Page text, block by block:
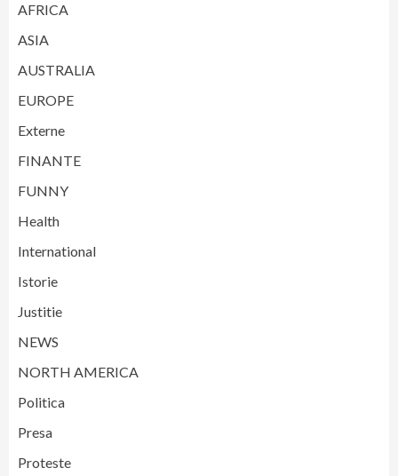
AFRICA
ASIA
AUSTRALIA
EUROPE
Externe
FINANTE
FUNNY
Health
International
Istorie
Justitie
NEWS
NORTH AMERICA
Politica
Presa
Proteste